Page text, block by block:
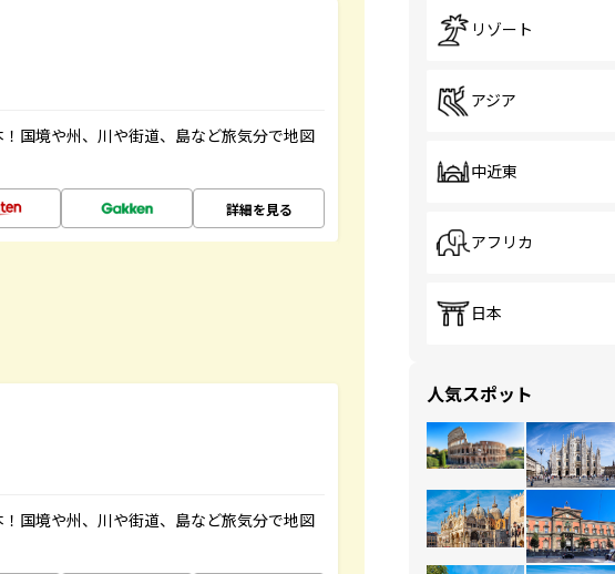
国境や州、川や街道、島など旅気分で地図
詳細を見る
国境や州、川や街道、島など旅気分で地図
リゾート
アジア
中近東
アフリカ
日本
人気スポット